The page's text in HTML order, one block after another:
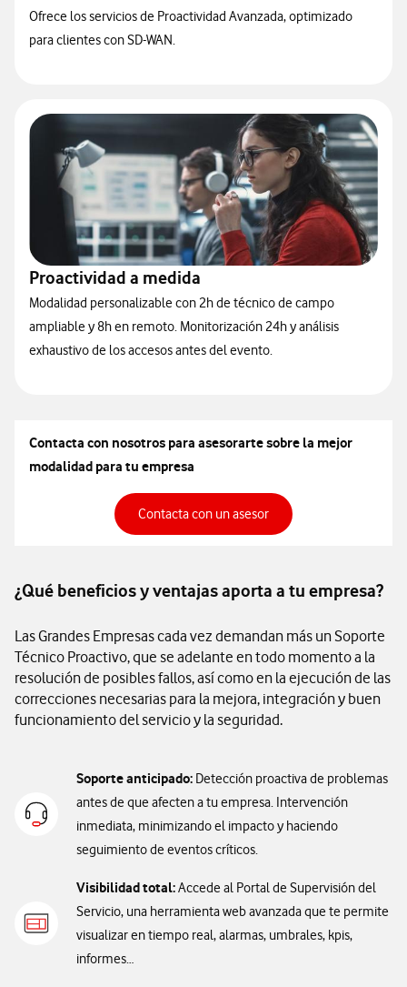
Ofrece los servicios de Proactividad Avanzada, optimizado
para clientes con SD-WAN.
Proactividad a medida
Modalidad personalizable con 2h de técnico de campo
ampliable y 8h en remoto. Monitorización 24h y análisis
exhaustivo de los accesos antes del evento.
Contacta con nosotros para asesorarte sobre la mejor
modalidad para tu empresa
Contacta con un asesorContacta con un asesor
¿Qué beneficios y ventajas aporta a tu empresa?
Las Grandes Empresas cada vez demandan más un Soporte
Técnico Proactivo, que se adelante en todo momento a la
resolución de posibles fallos, así como en la ejecución de las
correcciones necesarias para la mejora, integración y buen
funcionamiento del servicio y la seguridad.
Soporte anticipado: Detección proactiva de problemas
antes de que afecten a tu empresa. Intervención
inmediata, minimizando el impacto y haciendo
seguimiento de eventos críticos.
Visibilidad total:Accede al Portal de Supervisión del
Servicio, una herramienta web avanzada que te permite
visualizar en tiempo real, alarmas, umbrales, kpis,
informes…